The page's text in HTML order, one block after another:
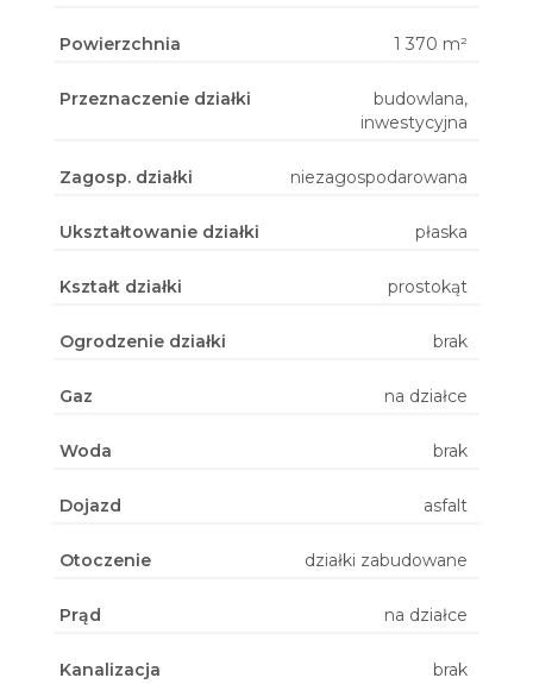
Powierzchnia 1 370 m²
Przeznaczenie działki
budowlana,
inwestycyjna
Zagosp. działki niezagospodarowana
Ukształtowanie działki płaska
Kształt działki prostokąt
Ogrodzenie działki brak
Gaz na działce
Woda brak
Dojazd asfalt
Otoczenie działki zabudowane
Prąd na działce
Kanalizacja brak